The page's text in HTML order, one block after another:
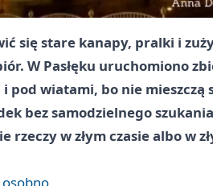
się stare kanapy, pralki i
W Pasłęku uruchomiono
pod wiatami, bo nie mieszczą
bez samodzielnego
rzeczy w złym czasie albo w